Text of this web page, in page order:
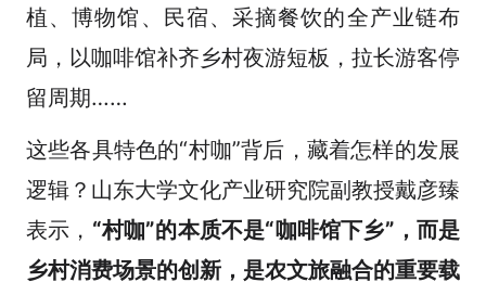
植、博物馆、民宿、采摘餐饮的全产业链布
局，以咖啡馆补齐乡村夜游短板，拉长游客停
留周期……
这些各具特色的“村咖”背后，藏着怎样的发展
逻辑？山东大学文化产业研究院副教授戴彦臻
表示， “村咖”的本质不是“咖啡馆下乡”，而是
乡村消费场景的创新，是农文旅融合的重要载